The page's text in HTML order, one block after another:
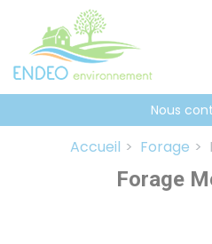
Nous
Accueil Forage
Forage
Panneau de gestion des cookies